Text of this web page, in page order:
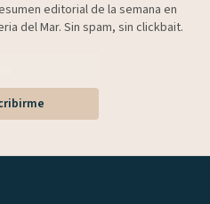
editorial de la semana en
del Mar. Sin spam, sin clickbait.